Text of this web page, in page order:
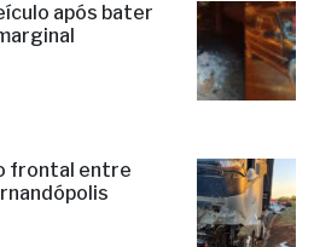
após bater
frontal entre